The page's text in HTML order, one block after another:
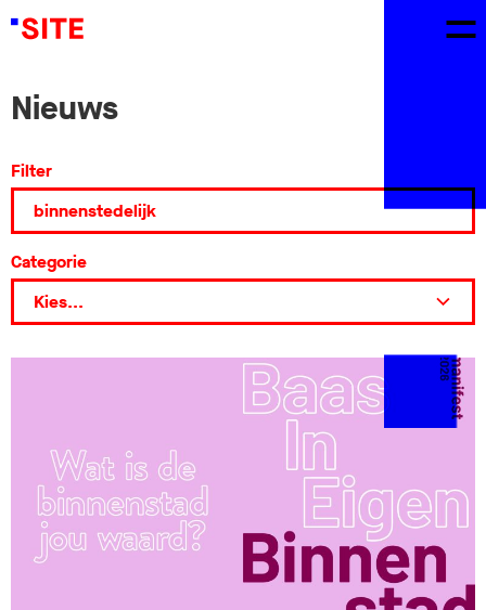
Nieuws
Filter
Categorie